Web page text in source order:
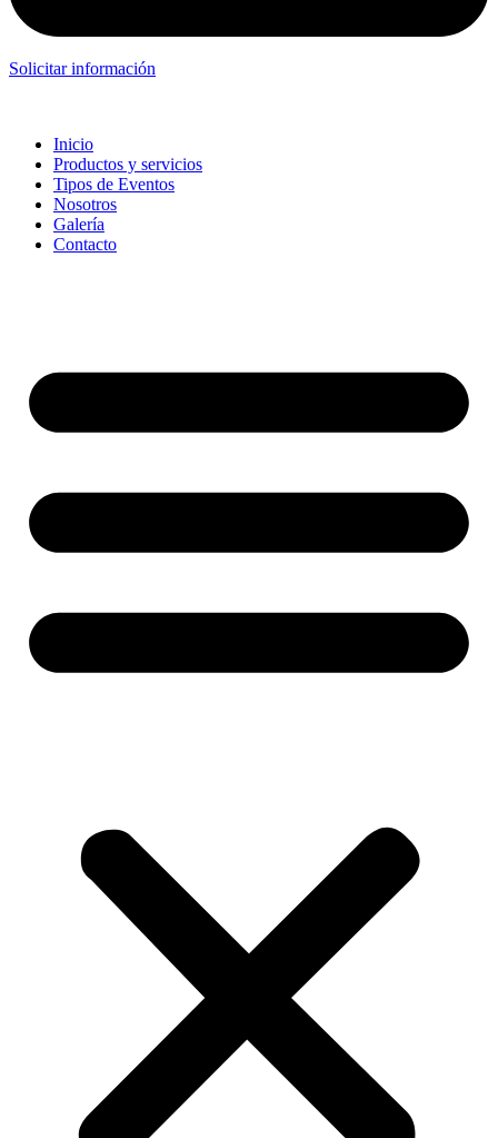
Solicitar información
Inicio
Productos y servicios
Tipos de Eventos
Nosotros
Galería
Contacto